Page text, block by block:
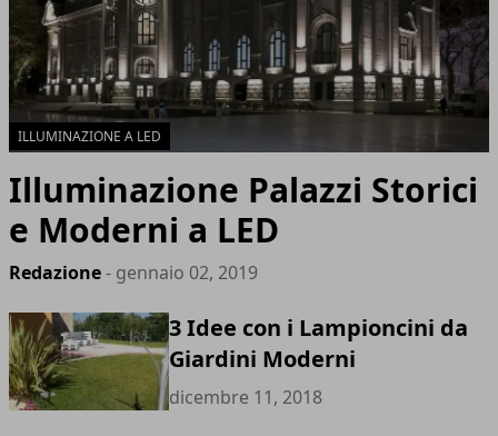
ILLUMINAZIONE A LED
Illuminazione Palazzi Storici
e Moderni a LED
Redazione- gennaio 02, 2019
3 Idee con i Lampioncini da
Giardini Moderni
dicembre 11, 2018